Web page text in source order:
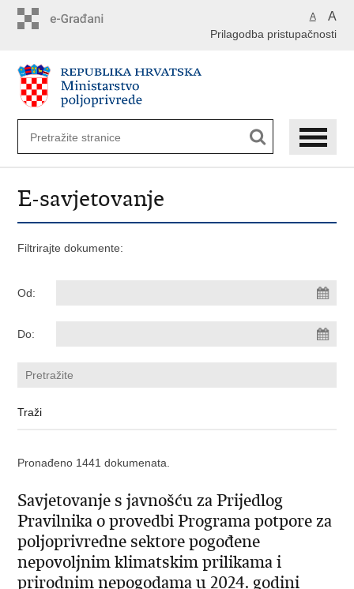
A A
Prilagodba pristupačnosti
E-savjetovanje
Filtrirajte dokumente:
Od:
Do:
Pronađeno 1441 dokumenata.
Savjetovanje s javnošću za Prijedlog
Pravilnika o provedbi Programa potpore za
poljoprivredne sektore pogođene
nepovoljnim klimatskim prilikama i
prirodnim nepogodama u 2024. godini